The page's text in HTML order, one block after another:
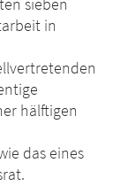
sieben
in
hälftigen
das eines